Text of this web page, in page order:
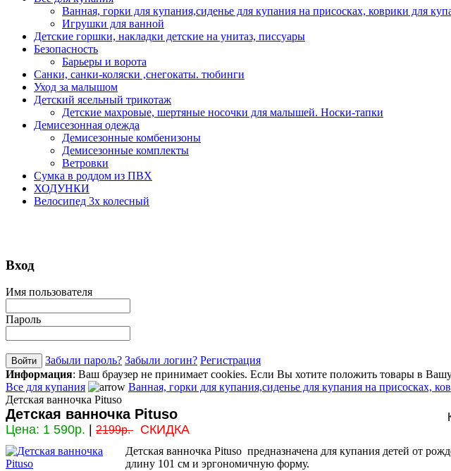
Ванная, горки для купания,сиденье для купания на присосках, коврики для
Игрушки для ванной
Детские горшки, накладки детские на унитаз, писсуары
Безопасность
Барьеры и ворота
Санки, санки-коляски ,снегокаты. тюбинги
Уход за малышом
Детский ясельный трикотаж
Детские махровые, шертяные носочки для малышей. Носки-тапки
Демисезонная одежда
Демисезонные комбенизоны
Демисезонные комплекты
Ветровки
Сумка в роддом из ПВХ
ХОДУНКИ
Велосипед 3х колесный
Вход
Имя пользователя
Пароль
Забыли пароль? Забыли логин? Регистрация
Информация: Ваш браузер не принимает cookies. Если Вы хотите положить товары в
Все для купания
Ванная, горки для купания,сиденье для купания на присосках,
Детская ванночка Pituso
Детская ванночка Pituso
Цена: 1 590р. 2199р. СКИДКА
Детская ванночка Pituso предназначена для купания детей от
длину 101 см и эргономичную форму.